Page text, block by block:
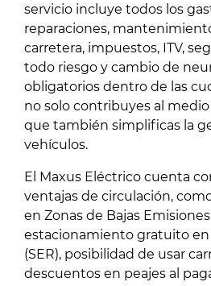
servicio incluye todos los
reparaciones,
carretera, impuestos, ITV,
todo riesgo y cambio de
obligatorios dentro de las
no solo contribuyes al
que también simplificas la
vehículos.
El Maxus Eléctrico cuenta
ventajas de circulación,
en Zonas de Bajas Emisiones
estacionamiento gratuito en
(SER), posibilidad de usar
descuentos en peajes al